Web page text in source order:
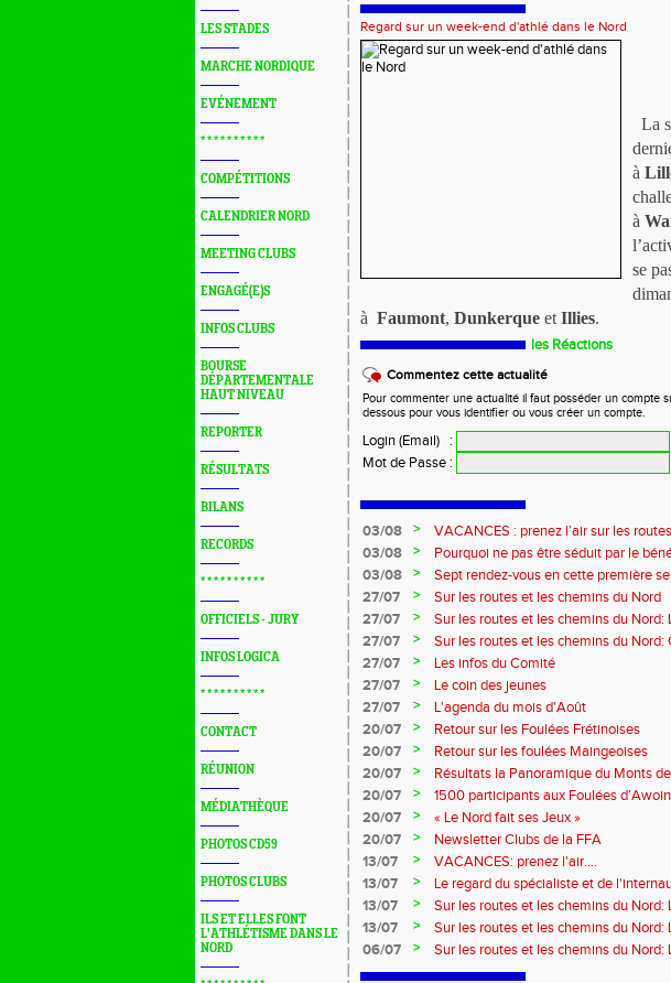
LES STADES
MARCHE NORDIQUE
EVÉNEMENT
* * * * * * * * * *
COMPÉTITIONS
CALENDRIER NORD
MEETING CLUBS
ENGAGÉ(E)S
INFOS CLUBS
BOURSE
DÉPARTEMENTALE
HAUT NIVEAU
REPORTER
RÉSULTATS
BILANS
RECORDS
* * * * * * * * * *
OFFICIELS - JURY
INFOS LOGICA
* * * * * * * * * *
CONTACT
RÉUNION
MÉDIATHÈQUE
PHOTOS CD59
PHOTOS CLUBS
ILS ET ELLES FONT
L'ATHLÉTISME DANS LE
NORD
Regard sur un week-end d'athlé dans le Nord
La
à
à
se
à Faumont, Dunkerque et Illies.
les Réactions
Commentez cette actualité
Pour commenter une actualité il faut posséder un compte
dessous pour vous identifier ou vous créer un compte.
Login (Email)
:
Mot de Passe :
03/08 >
VACANCES : prenez l’air sur les
03/08
>
Pourquoi ne pas être séduit par le
?...
03/08 >
Sept rendez-vous en cette première
27/07
>
Sur les routes et les chemins du Nord
27/07
>
Sur les routes et les chemins du
27/07
>
Sur les routes et les chemins du
Marque
27/07 >
Les infos du Comité
27/07
>
Le coin des jeunes
27/07
>
L'agenda du mois d'Août
20/07
>
Retour sur les Foulées Frétinoises
20/07
>
Retour sur les foulées Maingeoises
20/07
>
Résultats la Panoramique du Monts
20/07
>
1500 participants aux Foulées
20/07
>
« Le Nord fait ses Jeux »
20/07
>
Newsletter Clubs de la FFA
13/07
>
VACANCES: prenez l'air....
13/07
>
Le regard du spécialiste et de
13/07
>
Sur les routes et les chemins du Nord:
13/07
>
Sur les routes et les chemins du
06/07
> Sur les routes et les chemins du Nord: